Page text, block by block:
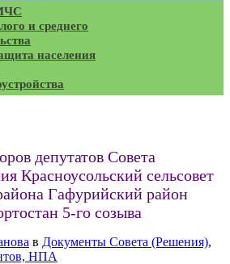
и среднего
населения
депутатов Совета
Красноусольский сельсовет
Гафурийский район
5-го созыва
в Документы Совета (Решения),
НПА